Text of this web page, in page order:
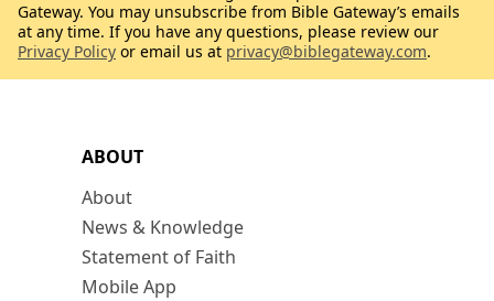
ABOUT
About
News & Knowledge
Statement of Faith
Mobile App
Gateway. You may unsubscribe from Bible Gateway’s emails
at any time. If you have any questions, please review our
Privacy Policy or email us at privacy@biblegateway.com.